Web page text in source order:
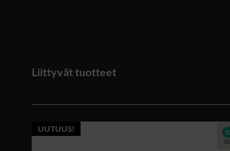
Liittyvät tuotteet
UUTUUS!